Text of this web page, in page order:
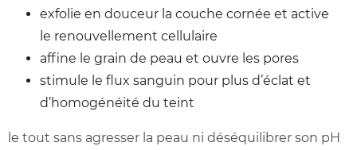
exfolie en douceur la couche cornée et active
le renouvellement cellulaire
affine le grain de peau et ouvre les pores
stimule le flux sanguin pour plus d’éclat et
d’homogénéité du teint
le tout sans agresser la peau ni déséquilibrer son pH